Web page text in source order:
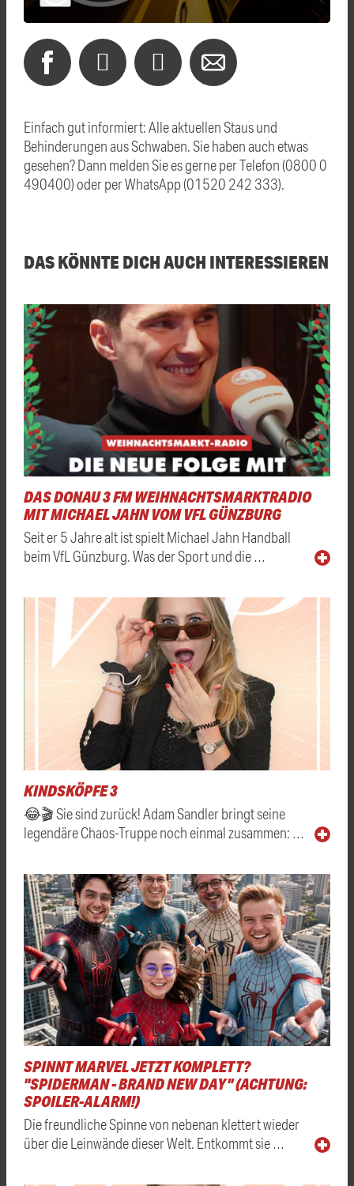
Einfach gut informiert: Alle aktuellen Staus und
Behinderungen aus Schwaben. Sie haben auch etwas
gesehen? Dann melden Sie es gerne per Telefon (0800 0
490400) oder per WhatsApp (01520 242 333).
DAS KÖNNTE DICH AUCH INTERESSIEREN
DAS DONAU 3 FM WEIHNACHTSMARKTRADIO
MIT MICHAEL JAHN VOM VFL GÜNZBURG
Seit er 5 Jahre alt ist spielt Michael Jahn Handball
beim VfL Günzburg. Was der Sport und die …
KINDSKÖPFE 3
😂🎬 Sie sind zurück! Adam Sandler bringt seine
legendäre Chaos-Truppe noch einmal zusammen: …
SPINNT MARVEL JETZT KOMPLETT?
"SPIDERMAN - BRAND NEW DAY" (ACHTUNG:
SPOILER-ALARM!)
Die freundliche Spinne von nebenan klettert wieder
über die Leinwände dieser Welt. Entkommt sie …